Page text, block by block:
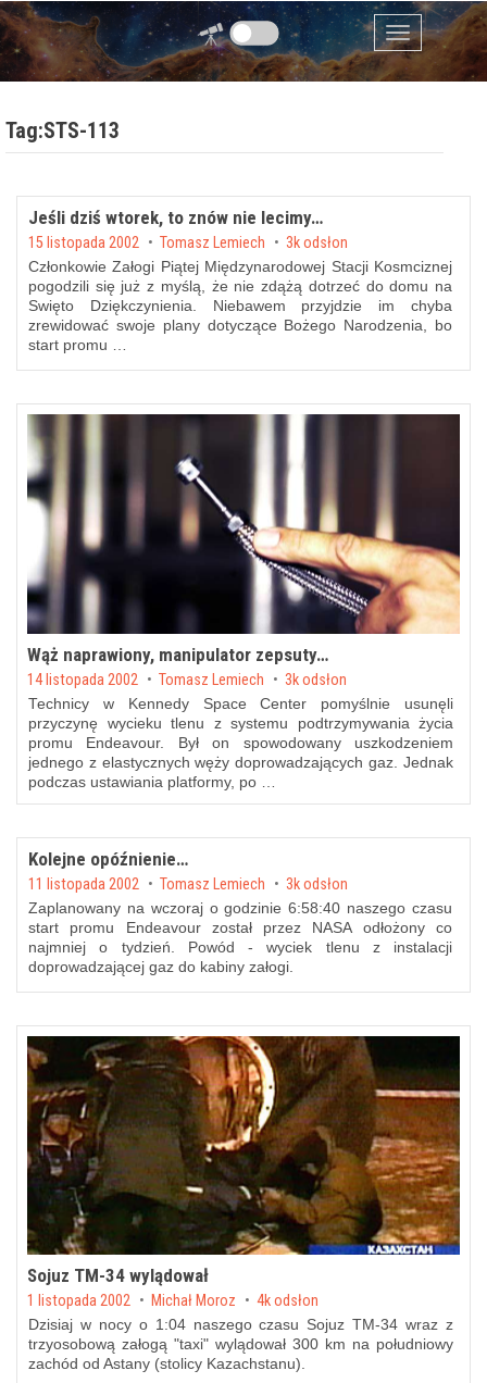
Przejdź do zawartości
Menu
Tag:STS-113
Jeśli dziś wtorek, to znów nie lecimy…
Posted on
15 listopada 2002 byTomasz Lemiech 3k odsłon
Członkowie Załogi Piątej Międzynarodowej Stacji Kosmciznej
pogodzili się już z myślą, że nie zdążą dotrzeć do domu na
Swięto Dziękczynienia. Niebawem przyjdzie im chyba
zrewidować swoje plany dotyczące Bożego Narodzenia, bo
start promu …
Wąż naprawiony, manipulator zepsuty…
Posted on
14 listopada 2002 byTomasz Lemiech 3k odsłon
Technicy w Kennedy Space Center pomyślnie usunęli
przyczynę wycieku tlenu z systemu podtrzymywania życia
promu Endeavour. Był on spowodowany uszkodzeniem
jednego z elastycznych węży doprowadzających gaz. Jednak
podczas ustawiania platformy, po …
Kolejne opóźnienie…
Posted on
11 listopada 2002 byTomasz Lemiech 3k odsłon
Zaplanowany na wczoraj o godzinie 6:58:40 naszego czasu
start promu Endeavour został przez NASA odłożony co
najmniej o tydzień. Powód - wyciek tlenu z instalacji
doprowadzającej gaz do kabiny załogi.
Sojuz TM-34 wylądował
Posted on
1 listopada 2002 by Michał Moroz 4k odsłon
Dzisiaj w nocy o 1:04 naszego czasu Sojuz TM-34 wraz z
trzyosobową załogą "taxi" wylądował 300 km na południowy
zachód od Astany (stolicy Kazachstanu).